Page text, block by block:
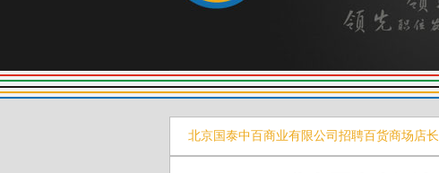
北京国泰中百商业有限公司招聘百货商场店长